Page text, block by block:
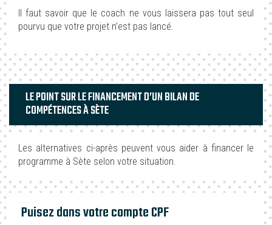
Il faut savoir que le coach ne vous laissera pas tout seul
pourvu que votre projet n’est pas lancé.
LE POINT SUR LE FINANCEMENT D’UN BILAN DE
COMPÉTENCES À SÈTE
Les alternatives ci-après peuvent vous aider à financer le
programme à Sète selon votre situation.
Puisez dans votre compte CPF